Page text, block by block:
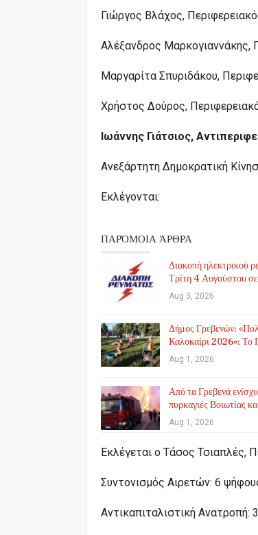
Γιώργος Βλάχος,
Αλέξανδρος Μαρκογιαννάκης,
Μαργαρίτα Σπυριδάκου,
Χρήστος Δούρος,
Ιωάννης Γιάτσιος,
Ανεξάρτητη Δημοκρατική
Εκλέγονται:
ΠΑΡΌΜΟΙΑ ΆΡΘΡΑ
Διακοπή ηλεκτρικού
Τρίτη 4 Αυγούστου
Aug 3, 2026
Δήμος Γρεβενών:
Καλοκαίρι 2026»:
Aug 1, 2026
Από τα Γρεβενά
πυρκαγιές Βοιωτίας
Aug 1, 2026
Εκλέγεται ο Τάσος Τσιαπλές,
Συντονισμός Αιρετών: 6
Αντικαπιταλιστική